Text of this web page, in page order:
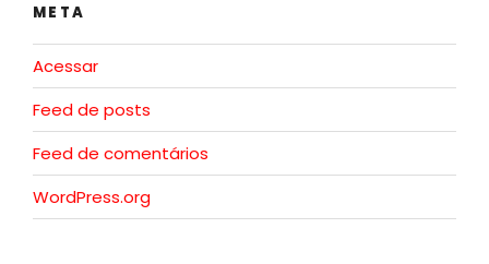
META
Acessar
Feed de posts
Feed de comentários
WordPress.org